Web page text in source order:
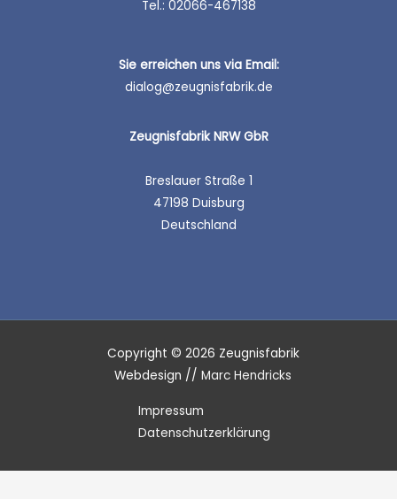
Tel.: 02066-467138
Sie erreichen uns via Email:
dialog@zeugnisfabrik.de
Zeugnisfabrik NRW GbR
Breslauer Straße 1
47198 Duisburg
Deutschland
Copyright © 2026 Zeugnisfabrik
Webdesign // Marc Hendricks
Impressum
Datenschutzerklärung